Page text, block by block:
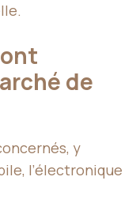
de
y
l’électronique